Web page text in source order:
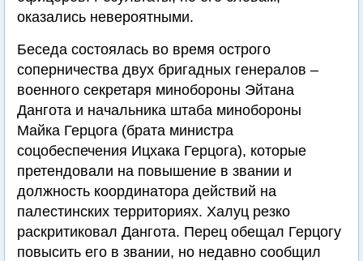
оказались невероятными.
Беседа состоялась во время острого
соперничества двух бригадных генералов –
военного секретаря минобороны Эйтана
Дангота и начальника штаба минобороны
Майка Герцога (брата министра
соцобеспечения Ицхака Герцога), которые
претендовали на повышение в звании и
должность координатора действий на
палестинских территориях. Халуц резко
раскритиковал Дангота. Перец обещал Герцогу
повысить его в звании, но недавно сообщил